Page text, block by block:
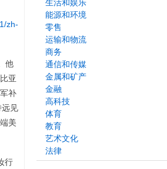
zh-
他
亚
补
远见
美
行
生活和娱乐
能源和环境
零售
运输和物流
商务
通信和传媒
金属和矿产
金融
高科技
体育
教育
艺术文化
法律